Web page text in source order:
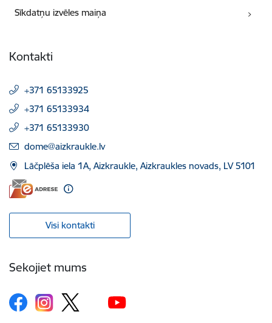
Sīkdatņu izvēles maiņa
Kontakti
+371 65133925
+371 65133934
+371 65133930
E-pasts:
dome@aizkraukle.lv
Lāčplēša iela 1A, Aizkraukle, Aizkraukles novads, LV 5101
Visi kontakti
Sekojiet mums